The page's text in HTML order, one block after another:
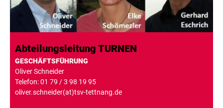
Abteilungsleitung TURNEN
GESCHÄFTSFÜHRUNG
Oliver Schneider
Telefon: 01 79 / 3 98 19 95
oliver.schneider(at)tsv-tettnang.de